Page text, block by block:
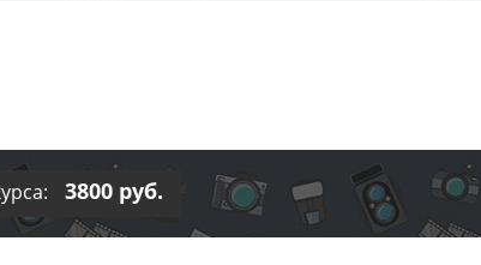
3800 руб.